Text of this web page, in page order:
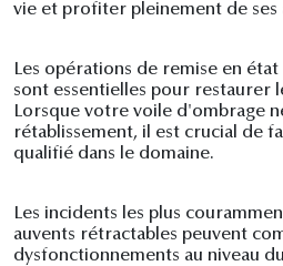
vie et profiter pleinement de ses
Les opérations de remise en
sont essentielles pour restaurer
Lorsque votre voile d'ombrage
rétablissement, il est crucial de
qualifié dans le domaine.
Les incidents les plus
auvents rétractables peuvent
dysfonctionnements au niveau